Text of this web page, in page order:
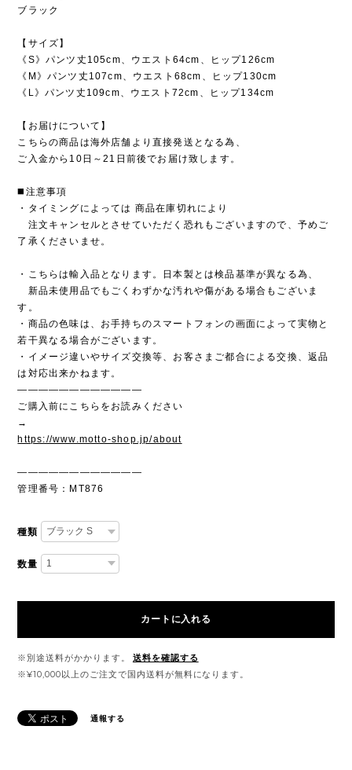
ブラック
【サイズ】
《S》パンツ丈105cm、ウエスト64cm、ヒップ126cm
《M》パンツ丈107cm、ウエスト68cm、ヒップ130cm
《L》パンツ丈109cm、ウエスト72cm、ヒップ134cm
【お届けについて】
こちらの商品は海外店舗より直接発送となる為、
ご入金から10日～21日前後でお届け致します。
◼️注意事項
・タイミングによっては 商品在庫切れにより
注文キャンセルとさせていただく恐れもございますので、予めご
了承くださいませ。
・こちらは輸入品となります。日本製とは検品基準が異なる為、
新品未使用品でもごくわずかな汚れや傷がある場合もございま
す。
・商品の色味は、お手持ちのスマートフォンの画面によって実物と
若干異なる場合がございます。
・イメージ違いやサイズ交換等、お客さまご都合による交換、返品
は対応出来かねます。
————————————
ご購入前にこちらをお読みください
→
https://www.motto-shop.jp/about
————————————
管理番号：MT876
種類
数量
カートに入れる
※別途送料がかかります。
送料を確認する
※¥10,000以上のご注文で国内送料が無料になります。
通報する